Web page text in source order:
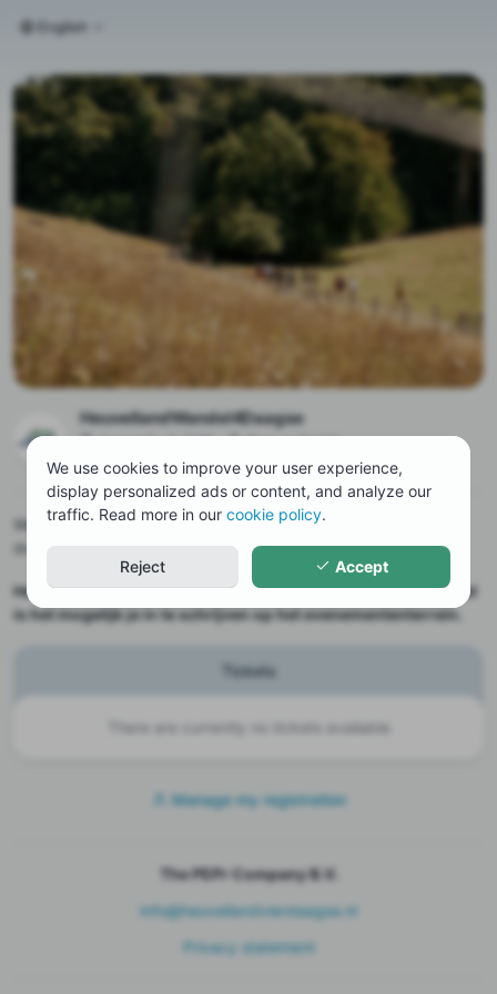
English
We use cookies to improve your user experience,
display personalized ads or content, and analyze our
traffic. Read more in our cookie policy.
Reject Accept
HeuvellandWandel4Daagse
August 6 – 9, 2026
Berg en Terblijt
heuvellandwandel4daagse.nl
Welkom bij de HeuvellandWandel4Daagse; 4 dagen wandelen
door het prachtige Zuid-Limburgse heuvelland!
Helaas is het niet meer mogelijk om online in te schrijven. Wel
is het mogelijk je in te schrijven op het evenemententerrein.
Tickets
There are currently no tickets available
Manage my registration
The PEPr Company B.V.
info@heuvellandvierdaagse.nl
Privacy statement